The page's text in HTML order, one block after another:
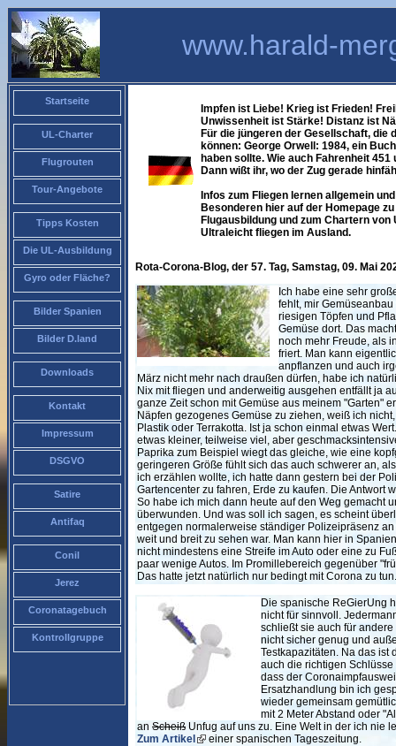
www.harald-
Startseite
UL-Charter
Flugrouten
Tour-Angebote
Tipps Kosten
Die UL-Ausbildung
Gyro oder Fläche?
Bilder Spanien
Bilder D.land
Downloads
Kontakt
Impressum
DSGVO
Satire
Antifaq
Conil
Jerez
Coronatagebuch
Kontrollgruppe
Impfen ist Liebe! Krieg ist Frieden!
Unwissenheit ist Stärke! Distanz ist
Für die jüngeren der Gesellschaft, die
können: George Orwell: 1984, ein
haben sollte. Wie auch Fahrenheit 451
Dann wißt ihr, wo der Zug gerade
Infos zum Fliegen lernen allgemein
Besonderen hier auf der Homepage
Flugausbildung und zum Chartern von
Ultraleicht fliegen im Ausland.
Rota-Corona-Blog, der 57. Tag, Samstag, 09. Mai
Ich habe eine sehr
fehlt, mir
riesigen Töpfen und
Gemüse dort. Das
noch mehr Freude, als
friert. Man kann
anpflanzen und auch
März nicht mehr nach draußen dürfen, habe ich
Nix mit fliegen und anderweitig ausgehen entfällt ja
ganze Zeit schon mit Gemüse aus meinem "Garten"
Näpfen gezogenes Gemüse zu ziehen, weiß ich
Plastik oder Terrakotta. Ist ja schon einmal etwas
etwas kleiner, teilweise viel, aber
Paprika zum Beispiel wiegt das gleiche, wie eine
geringeren Größe fühlt sich das auch schwerer an,
ich erzählen wollte, ich hatte dann gestern bei der
Gartencenter zu fahren, Erde zu kaufen. Die Antwort
So habe ich mich dann heute auf den Weg gemacht
überwunden. Und was soll ich sagen, es scheint
entgegen normalerweise ständiger Polizeipräsenz
weit und breit zu sehen war. Man kann hier in
nicht mindestens eine Streife im Auto oder eine zu
paar wenige Autos. Im Promillebereich gegenüber
Das hatte jetzt natürlich nur bedingt mit Corona zu
Die spanische ReGierUng
nicht für sinnvoll.
schließt sie auch für
nicht sicher genug und
Testkapazitäten. Na das ist
auch die richtigen
dass der
Ersatzhandlung bin ich
wieder gemeinsam
mit 2 Meter Abstand oder
an Scheiß Unfug auf uns zu. Eine Welt in der ich nie
Zum Artikel
einer spanischen Tageszeitung.